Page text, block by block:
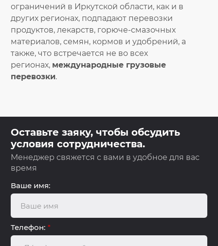
ограничений в Иркутской области, как и в
других регионах, подпадают перевозки
продуктов, лекарств, горюче-смазочных
материалов, семян, кормов и удобрений, а
также, что встречается не во всех
регионах, международные грузовые
перевозки.
Оставьте заяку, чтобы обсудить
условия сотрудничества.
Менеджер свяжется с вами в удобное для вас
время
Ваше имя:
Телефон: *